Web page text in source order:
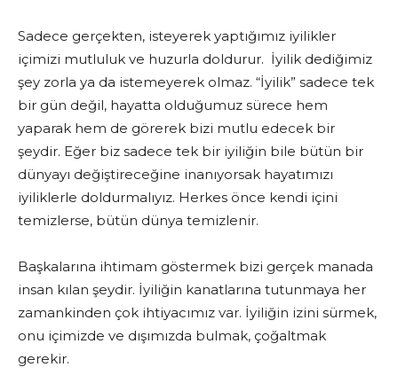
Sadece gerçekten, isteyerek yaptığımız iyilikler
içimizi mutluluk ve huzurla doldurur. İyilik dediğimiz
şey zorla ya da istemeyerek olmaz. “İyilik” sadece tek
bir gün değil, hayatta olduğumuz sürece hem
yaparak hem de görerek bizi mutlu edecek bir
şeydir. Eğer biz sadece tek bir iyiliğin bile bütün bir
dünyayı değiştireceğine inanıyorsak hayatımızı
iyiliklerle doldurmalıyız. Herkes önce kendi içini
temizlerse, bütün dünya temizlenir.
Başkalarına ihtimam göstermek bizi gerçek manada
insan kılan şeydir. İyiliğin kanatlarına tutunmaya her
zamankinden çok ihtiyacımız var. İyiliğin izini sürmek,
onu içimizde ve dışımızda bulmak, çoğaltmak
gerekir.